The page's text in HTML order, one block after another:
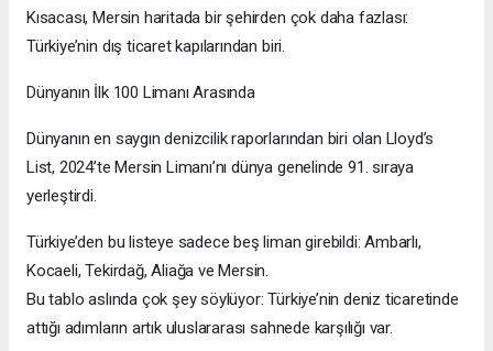
Kısacası, Mersin haritada bir şehirden çok daha fazlası:
Türkiye’nin dış ticaret kapılarından biri.
Dünyanın İlk 100 Limanı Arasında
Dünyanın en saygın denizcilik raporlarından biri olan Lloyd’s
List, 2024’te Mersin Limanı’nı dünya genelinde 91. sıraya
yerleştirdi.
Türkiye’den bu listeye sadece beş liman girebildi: Ambarlı,
Kocaeli, Tekirdağ, Aliağa ve Mersin.
Bu tablo aslında çok şey söylüyor: Türkiye’nin deniz ticaretinde
attığı adımların artık uluslararası sahnede karşılığı var.